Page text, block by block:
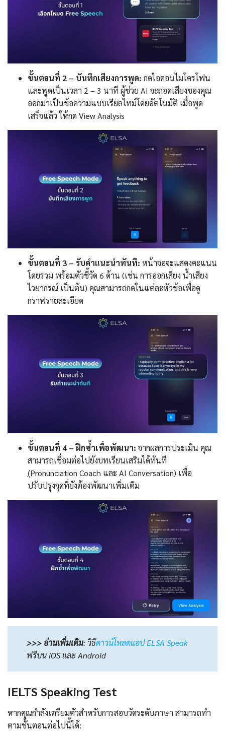
ขั้นตอนที่ 2 – บันทึกเสียงการพูด: กดไอคอนไมโครโฟน
และพูดเป็นเวลา 2 – 3 นาที ผู้ช่วย AI จะถอดเสียงของคุณ
ออกมาเป็นข้อความแบบเรียลไทม์โดยอัตโนมัติ เมื่อพูด
เสร็จแล้ว ให้กด View Analysis
ขั้นตอนที่ 3 – รับคำแนะนำทันที: หน้าจอจะแสดงคะแนน
โดยรวม พร้อมตัวชี้วัด 6 ด้าน (เช่น การออกเสียง น้ำเสียง
ไวยากรณ์ เป็นต้น) คุณสามารถกดในแต่ละหัวข้อเพื่อดู
กราฟรายละเอียด
ขั้นตอนที่ 4 – ฝึกซ้ำเพื่อพัฒนา: จากผลการประเมิน คุณ
สามารถเชื่อมต่อไปยังบทเรียนเสริมได้ทันที
(̣Pronunciation Coach และ AI Conversation) เพื่อ
ปรับปรุงจุดที่ยังต้องพัฒนาเพิ่มเติม
>>> อ่านเพิ่มเติม: วิธีดาวน์โหลดแอป ELSA Speak
ฟรีบน iOS และ Android
IELTS Speaking Test
หากคุณกำลังเตรียมตัวสำหรับการสอบวัดระดับภาษา สามารถทำ
ตามขั้นตอนต่อไปนี้ได้: